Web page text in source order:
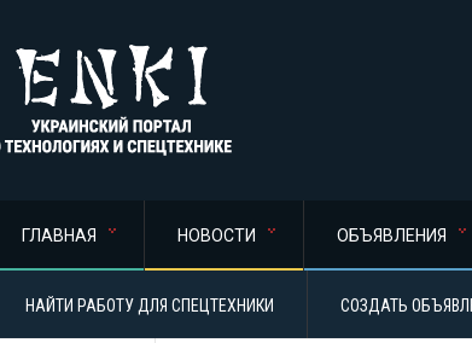
ГЛАВНАЯ НОВОСТИ ОБЪЯВЛЕНИЯ
НАЙТИ РАБОТУ ДЛЯ СПЕЦТЕХНИКИ СОЗДАТЬ